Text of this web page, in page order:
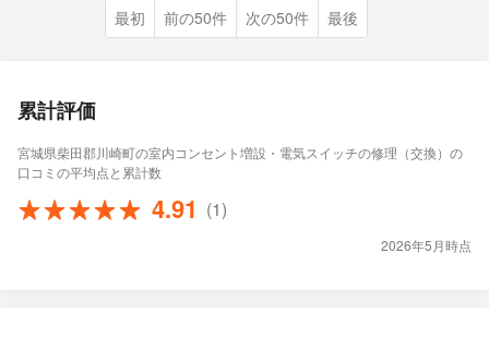
最初 前の50件 次の50件 最後
累計評価
宮城県柴田郡川崎町の室内コンセント増設・電気スイッチの修理（交換）の
口コミの平均点と累計数
4.91 (1)
2026年5月時点